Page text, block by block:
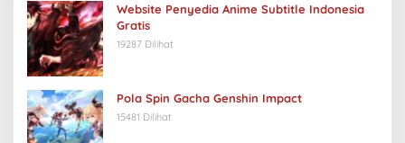
Website Penyedia Anime Subtitle Indonesia
Gratis
19287 Dilihat
Pola Spin Gacha Genshin Impact
15481 Dilihat